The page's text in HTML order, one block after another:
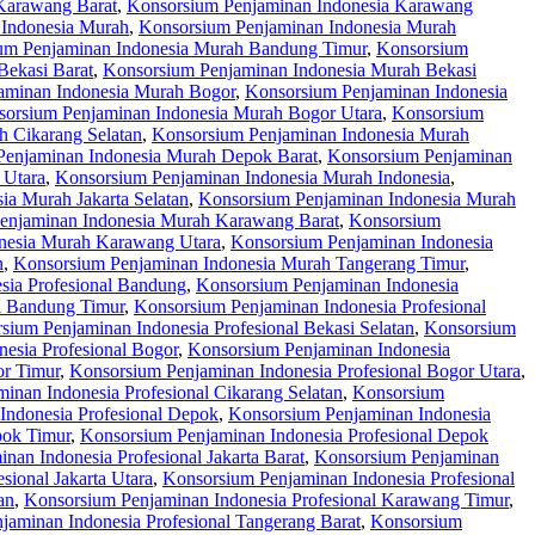
Barat, Konsorsium Penjaminan Indonesia Karawang
Murah, Konsorsium Penjaminan Indonesia Murah
Penjaminan Indonesia Murah Bandung Timur, Konsorsium
Barat, Konsorsium Penjaminan Indonesia Murah Bekasi
Indonesia Murah Bogor, Konsorsium Penjaminan Indonesia
Penjaminan Indonesia Murah Bogor Utara, Konsorsium
Cikarang Selatan, Konsorsium Penjaminan Indonesia Murah
Indonesia Murah Depok Barat, Konsorsium Penjaminan
, Konsorsium Penjaminan Indonesia Murah Indonesia,
Murah Jakarta Selatan, Konsorsium Penjaminan Indonesia Murah
Indonesia Murah Karawang Barat, Konsorsium
Murah Karawang Utara, Konsorsium Penjaminan Indonesia
, Konsorsium Penjaminan Indonesia Murah Tangerang Timur,
Profesional Bandung, Konsorsium Penjaminan Indonesia
Bandung Timur, Konsorsium Penjaminan Indonesia Profesional
Penjaminan Indonesia Profesional Bekasi Selatan, Konsorsium
Profesional Bogor, Konsorsium Penjaminan Indonesia
Timur, Konsorsium Penjaminan Indonesia Profesional Bogor Utara,
Indonesia Profesional Cikarang Selatan, Konsorsium
Profesional Depok, Konsorsium Penjaminan Indonesia
Timur, Konsorsium Penjaminan Indonesia Profesional Depok
Indonesia Profesional Jakarta Barat, Konsorsium Penjaminan
Jakarta Utara, Konsorsium Penjaminan Indonesia Profesional
, Konsorsium Penjaminan Indonesia Profesional Karawang Timur,
Indonesia Profesional Tangerang Barat, Konsorsium